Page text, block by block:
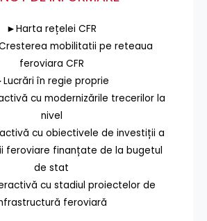
►Harta rețelei CFR
mobilitatii pe reteaua
feroviara CFR
în regie proprie
cu modernizările trecerilor la
nivel
cu obiectivele de investiții a
feroviare finanțate de la bugetul
de stat
cu stadiul proiectelor de
feroviară